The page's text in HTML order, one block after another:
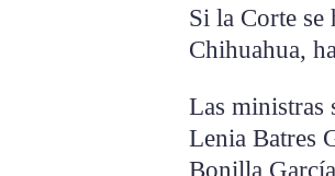
Si la Corte se
Chihuahua,
Las ministras
Lenia Batres
Bonilla